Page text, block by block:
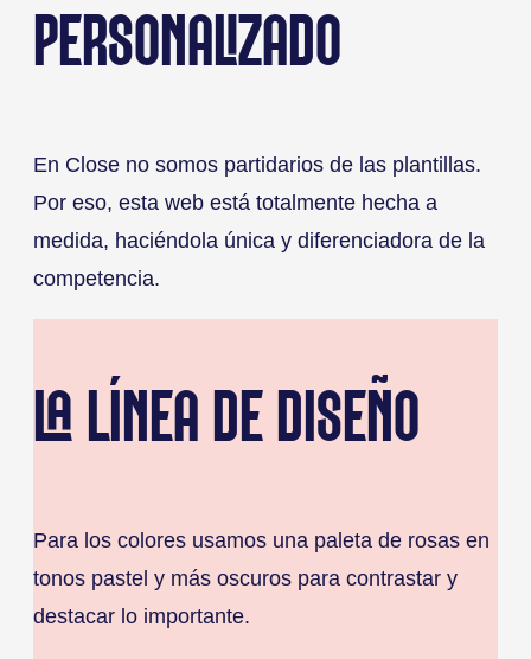
PERSONALIZADO
En Close no somos partidarios de las plantillas.
Por eso, esta web está totalmente hecha a
medida, haciéndola única y diferenciadora de la
competencia.
LA LÍNEA DE DISEÑO
Para los colores usamos una paleta de rosas en
tonos pastel y más oscuros para contrastar y
destacar lo importante.